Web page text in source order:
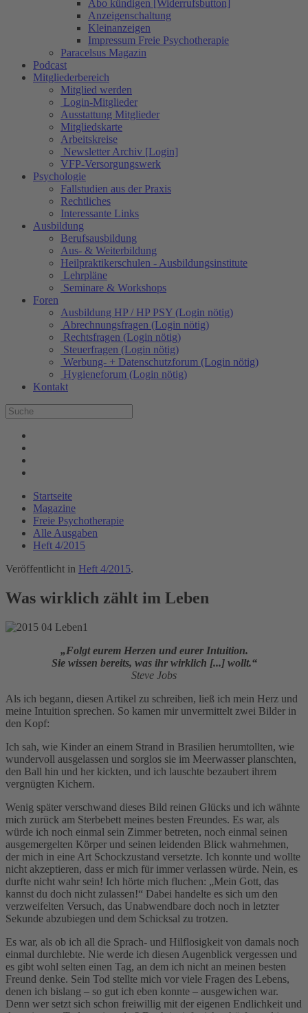
Abo kündigen [Widerrufsbutton]
Anzeigenschaltung
Kleinanzeigen
Impressum Freie Psychotherapie
Paracelsus Magazin
Podcast
Mitgliederbereich
Mitglied werden
Login-Mitglieder
Ausstattung Mitglieder
Mitgliedskarte
Arbeitskreise
Newsletter Archiv [Login]
VFP-Versorgungswerk
Psychologie
Fallstudien aus der Praxis
Rechtliches
Interessante Links
Ausbildung
Berufsausbildung
Aus- & Weiterbildung
Heilpraktikerschulen - Ausbildungsinstitute
Lehrpläne
Seminare & Workshops
Foren
Ausbildung HP / HP PSY (Login nötig)
Abrechnungsfragen (Login nötig)
Rechtsfragen (Login nötig)
Steuerfragen (Login nötig)
Werbung- + Datenschutzforum (Login nötig)
Hygieneforum (Login nötig)
Kontakt
Startseite
Magazine
Freie Psychotherapie
Alle Ausgaben
Heft 4/2015
Veröffentlicht in Heft 4/2015.
Was wirklich zählt im Leben
„Folgt eurem Herzen und eurer Intuition.
Sie wissen bereits, was ihr wirklich [...] wollt.“
Steve Jobs
Als ich begann, diesen Artikel zu schreiben, ließ ich mein Herz und
meine Intuition sprechen. So kamen mir unvermittelt zwei Bilder in
den Kopf:
Ich sah, wie Kinder an einem Strand in Brasilien herumtollten, wie
wundervoll ausgelassen und sorglos sie im Meerwasser planschten,
den Ball hin und her kickten, und ich lauschte bezaubert ihrem
vergnügten Kichern.
Wenig später verschwand dieses Bild reinen Glücks und ich wähnte
mich zurück am Sterbebett meines besten Freundes. Es war, als
würde ich noch einmal sein Zimmer betreten, noch einmal seinen
ausgemergelten Körper und seinen leidenden Blick wahrnehmen,
der mich in eine Art Schockzustand versetzte. Ich konnte und wollte
nicht akzeptieren, dass er mich für immer verlassen würde. Nein, es
durfte nicht wahr sein! Ich hörte mich fluchen: „Mein Gott, das
kannst du doch nicht zulassen!“ Dabei handelte es sich um den
verzweifelten Versuch, das Unabwendbare doch noch in letzter
Sekunde abzubiegen und dem Schicksal zu trotzen.
Es war, als ob ich all die Sprach- und Hilflosigkeit von damals noch
einmal durchlebte. Nie werde ich diesen Augenblick vergessen und
es gibt wohl selten einen Tag, an dem ich nicht an meinen besten
Freund denke. Sein Tod stellte mich vor viele Fragen des Lebens,
denen ich bislang – so gut ich eben konnte – ausgewichen war.
Denn wer setzt sich schon freiwillig mit der eigenen Endlichkeit und